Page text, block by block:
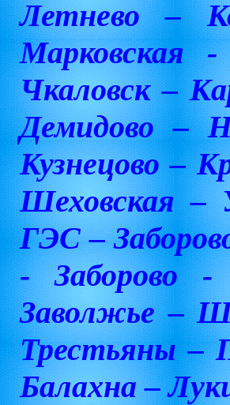
Летнево –
Марковская
Чкаловск –
Демидово –
Кузнецово –
Шеховская –
ГЭС –
- Заборово
Заволжье –
Трестьяны –
Балахна –